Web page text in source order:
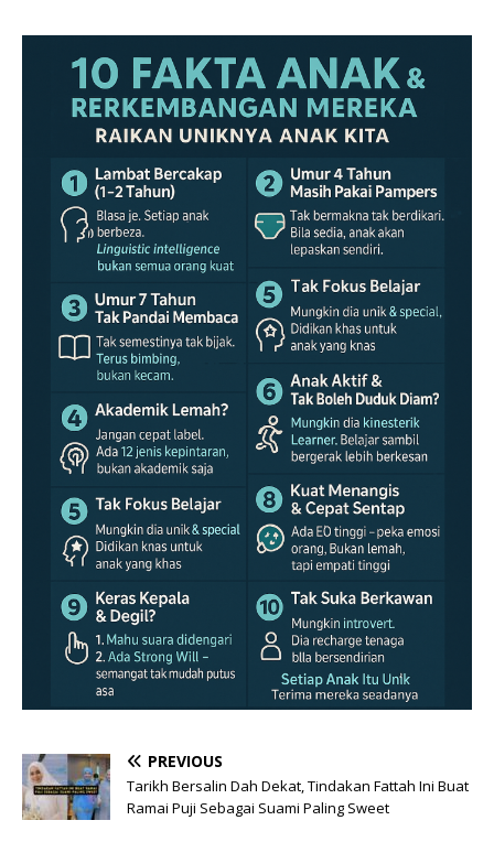
PREVIOUS
Tarikh Bersalin Dah Dekat, Tindakan Fattah Ini Buat
Ramai Puji Sebagai Suami Paling Sweet